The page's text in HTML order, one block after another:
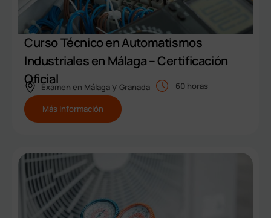
Curso Técnico en Automatismos
Industriales en Málaga – Certificación
OficialExamen en Málagay Granada 60 horas
Más información